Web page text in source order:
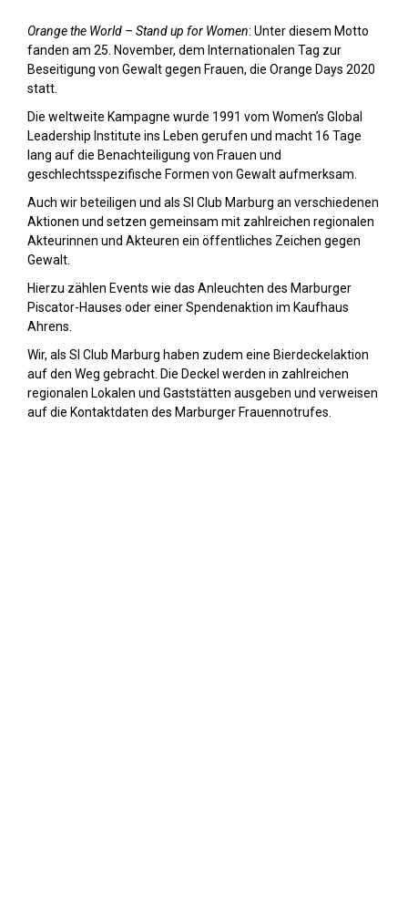
Orange the World – Stand up for Women: Unter diesem Motto
fanden am 25. November, dem Internationalen Tag zur
Beseitigung von Gewalt gegen Frauen, die Orange Days 2020
statt.
Die weltweite Kampagne wurde 1991 vom Women’s Global
Leadership Institute ins Leben gerufen und macht 16 Tage
lang auf die Benachteiligung von Frauen und
geschlechtsspezifische Formen von Gewalt aufmerksam.
Auch wir beteiligen und als SI Club Marburg an verschiedenen
Aktionen und setzen gemeinsam mit zahlreichen regionalen
Akteurinnen und Akteuren ein öffentliches Zeichen gegen
Gewalt.
Hierzu zählen Events wie das Anleuchten des Marburger
Piscator-Hauses oder einer Spendenaktion im Kaufhaus
Ahrens.
Wir, als SI Club Marburg haben zudem eine Bierdeckelaktion
auf den Weg gebracht. Die Deckel werden in zahlreichen
regionalen Lokalen und Gaststätten ausgeben und verweisen
auf die Kontaktdaten des Marburger Frauennotrufes.